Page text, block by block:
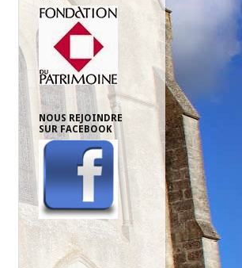
NOUS REJOINDRE
SUR FACEBOOK